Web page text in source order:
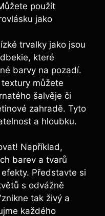
použít
jako
trvalky jako jsou
které
barvy na pozadí.
můžete
šalvěje či
zahradě. Tyto
a hloubku.
Například,
barev a tvarů
Představte si
s odvážně
tak živý a
každého